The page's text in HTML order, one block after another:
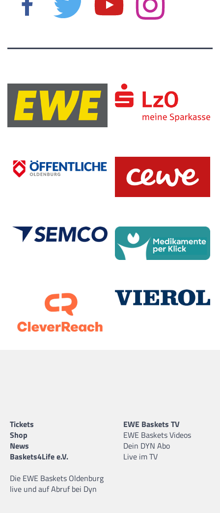
Tickets
Shop
News
Baskets4Life e.V.
Die EWE Baskets Oldenburg
live und auf Abruf bei Dyn
EWE Baskets TV
EWE Baskets Videos
Dein DYN Abo
Live im TV